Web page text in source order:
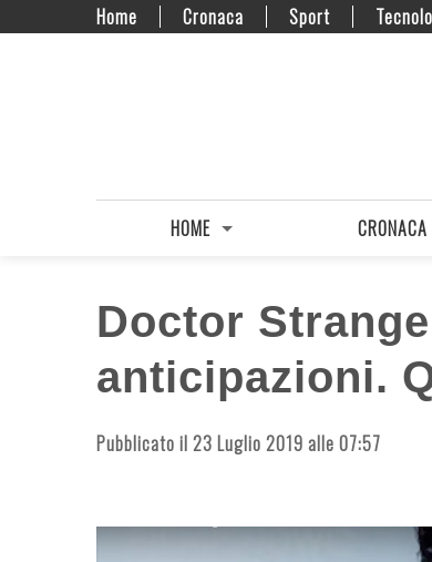
Home Cronaca Sport
HOME CRONACA
Doctor
anticipazioni.
Pubblicato il 23 Luglio 2019 alle 07:57